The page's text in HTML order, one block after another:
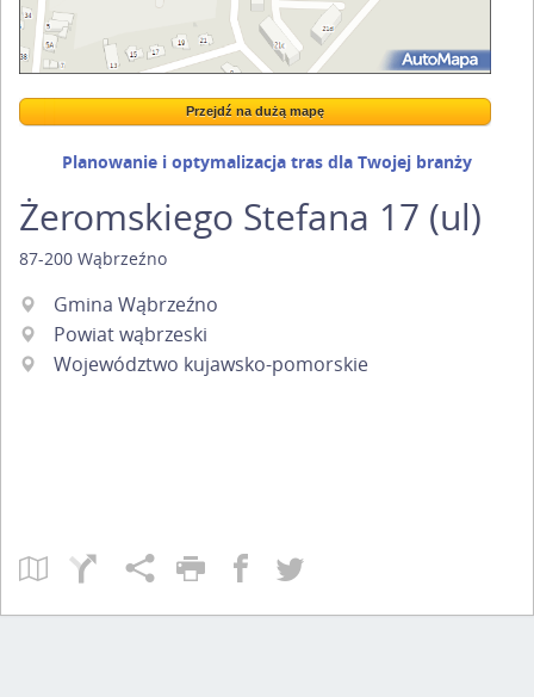
Wstaw tę mapkę na swoją stronę
Przejdź na dużą mapę
Przejdź na dużą mapę
Planowanie i optymalizacja tras dla Twojej branży
Żeromskiego Stefana 17 (ul)
87-200 Wąbrzeźno
Gmina Wąbrzeźno
Powiat wąbrzeski
Województwo kujawsko-pomorskie